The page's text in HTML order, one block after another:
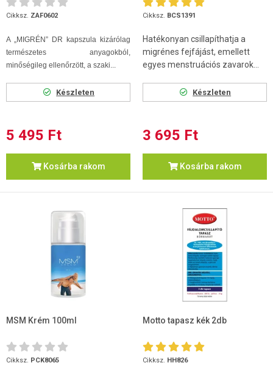
Cikksz. ZAF0602
A „MIGRÉN” DR kapszula kizárólag
természetes anyagokból,
minőségileg ellenőrzött, a szaki...
Készleten
5 495 Ft
Kosárba rakom
Cikksz. BCS1391
Hatékonyan csillapíthatja a
migrénes fejfájást, emellett
egyes menstruációs zavarok...
Készleten
3 695 Ft
Kosárba rakom
MSM Krém 100ml
Cikksz. PCK8065
Motto tapasz kék 2db
Cikksz. HH826